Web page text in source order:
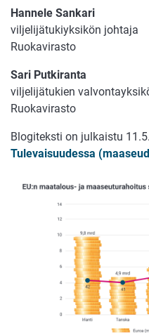
Hannele Sankari
viljelijätukiyksikön johtaja
Ruokavirasto
Sari Putkiranta
viljelijätukien
Ruokavirasto
Blogiteksti on julkaistu
Tulevaisuudessa